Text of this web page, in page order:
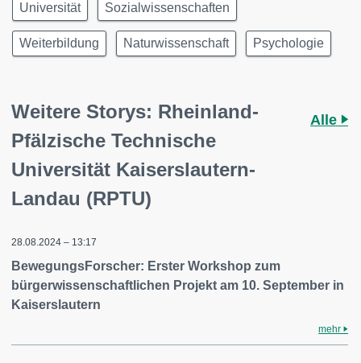
Universität Sozialwissenschaften
Weiterbildung Naturwissenschaft Psychologie
Weitere Storys: Rheinland-
Pfälzische Technische
Universität Kaiserslautern-
Landau (RPTU)
Alle
28.08.2024 – 13:17
BewegungsForscher: Erster Workshop zum
bürgerwissenschaftlichen Projekt am 10. September in
Kaiserslautern
mehr